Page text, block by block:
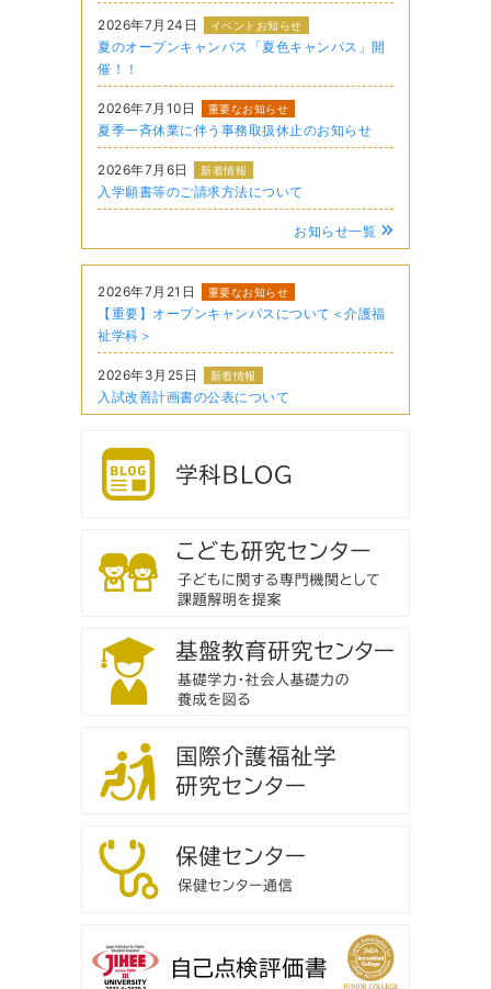
2026年7月24日 イベントお知らせ
夏のオープンキャンパス「夏色キャンパス」開
催！！
2026年7月10日 重要なお知らせ
夏季一斉休業に伴う事務取扱休止のお知らせ
2026年7月6日 新着情報
入学願書等のご請求方法について
お知らせ一覧
2026年7月21日 重要なお知らせ
【重要】オープンキャンパスについて＜介護福
祉学科＞
2026年3月25日 新着情報
入試改善計画書の公表について